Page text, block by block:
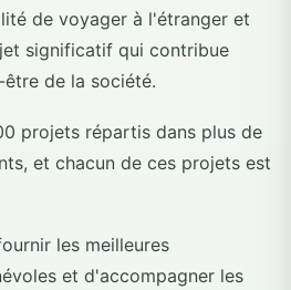
de voyager à l'étranger et
significatif qui contribue
de la société.
projets répartis dans plus de
et chacun de ces projets est
les meilleures
et d'accompagner les